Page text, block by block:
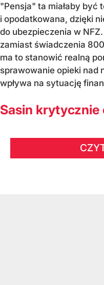
"Pensja" ta miałaby być
i opodatkowana, dzięki
do ubezpieczenia w
zamiast świadczenia 800
ma to stanowić realną
sprawowanie opieki nad
wpływa na sytuację
Sasin krytycznie